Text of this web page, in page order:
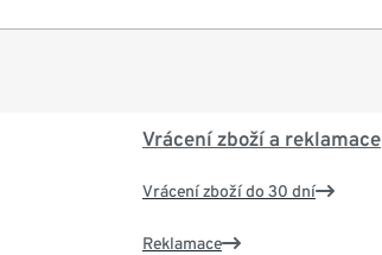
Vrácení zboží a reklamace
Vrácení zboží do 30 dní
Reklamace